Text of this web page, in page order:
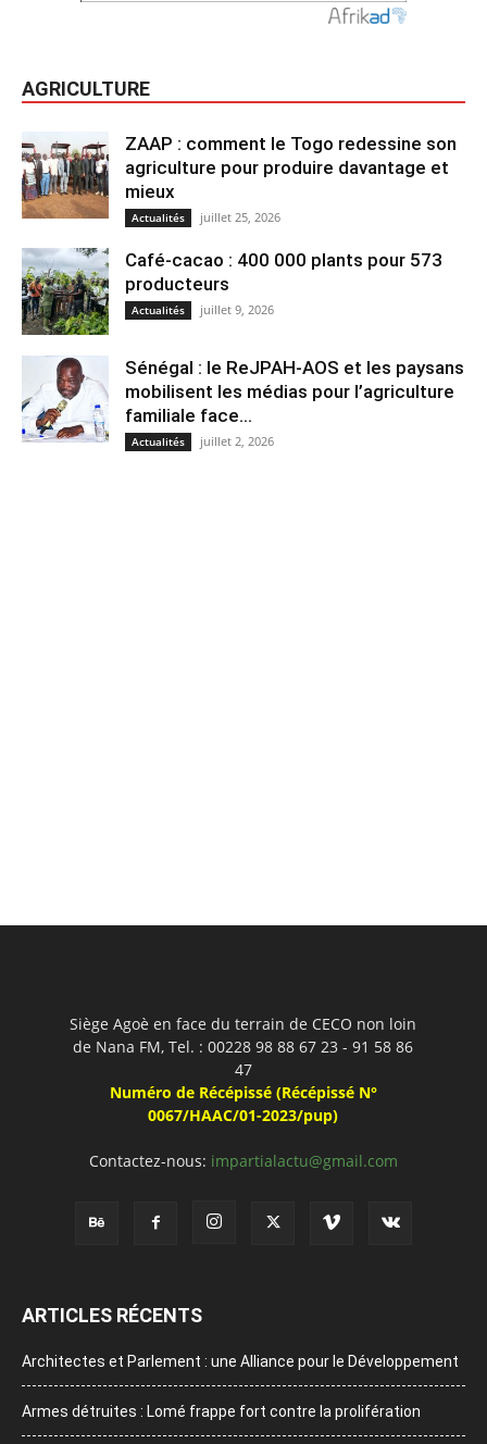
AGRICULTURE
ZAAP : comment le Togo redessine son
agriculture pour produire davantage et
mieux
Actualités juillet 25, 2026
Café-cacao : 400 000 plants pour 573
producteurs
Actualités juillet 9, 2026
Sénégal : le ReJPAH-AOS et les paysans
mobilisent les médias pour l’agriculture
familiale face...
Actualités juillet 2, 2026
Siège Agoè en face du terrain de CECO non loin
de Nana FM, Tel. : 00228 98 88 67 23 - 91 58 86
47
Numéro de Récépissé (Récépissé N°
0067/HAAC/01-2023/pup)
Contactez-nous: impartialactu@gmail.com
ARTICLES RÉCENTS
Architectes et Parlement : une Alliance pour le Développement
Armes détruites : Lomé frappe fort contre la prolifération